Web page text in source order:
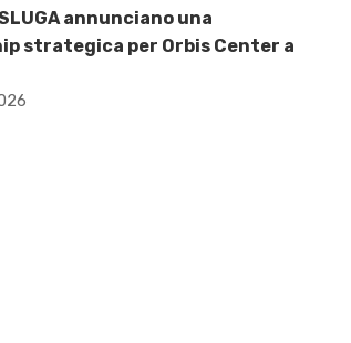
annunciano una
strategica per Orbis Center a